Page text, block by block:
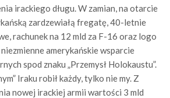
irackiego długu. W zamian, na otarcie
zardzewiałą fregatę, 40-letnie
rachunek na 12 mld za F-16 oraz logo
amerykańskie wsparcie
spod znaku „Przemysł Holokaustu”.
Iraku robił każdy, tylko nie my. Z
nowej irackiej armii wartości 3 mld